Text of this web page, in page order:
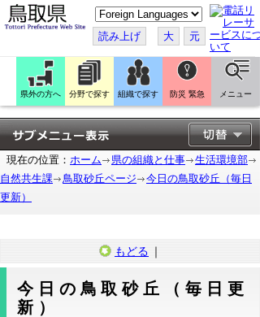
こ
の
ペ
ー
ジ
翻
訳
す
る
読み上げ 大 元
県外の方へ 分野で探す 組織で探す 防災 緊急 メニュー
現在の位置： ホーム 県の組織と仕事
生活環境部
自然共生課
鳥取砂丘ページ
今日の鳥取砂丘（毎日
更新）
もどる ｜
今日の鳥取砂丘（毎日更
新）